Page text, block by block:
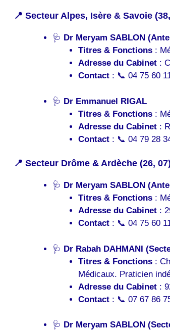
📍 Secteur Alpes, Isère & Savoie
🩺 Dr Meryam SABLON
Titres & Fonctions:
Adresse du Cabinet:
Contact: 📞 04 75 60
🩺 Dr Emmanuel RIGAL
Titres & Fonctions:
Adresse du Cabinet:
Contact: 📞 04 79 28
📍 Secteur Drôme & Ardèche (26, 07)
🩺 Dr Meryam SABLON
Titres & Fonctions:
Adresse du Cabinet:
Contact: 📞 04 75 60
🩺 Dr Rabah DAHMANI
Titres & Fonctions:
Médicaux. Praticien
Adresse du Cabinet:
Contact: 📞 07 67 86
🩺 Dr Meryam SABLON